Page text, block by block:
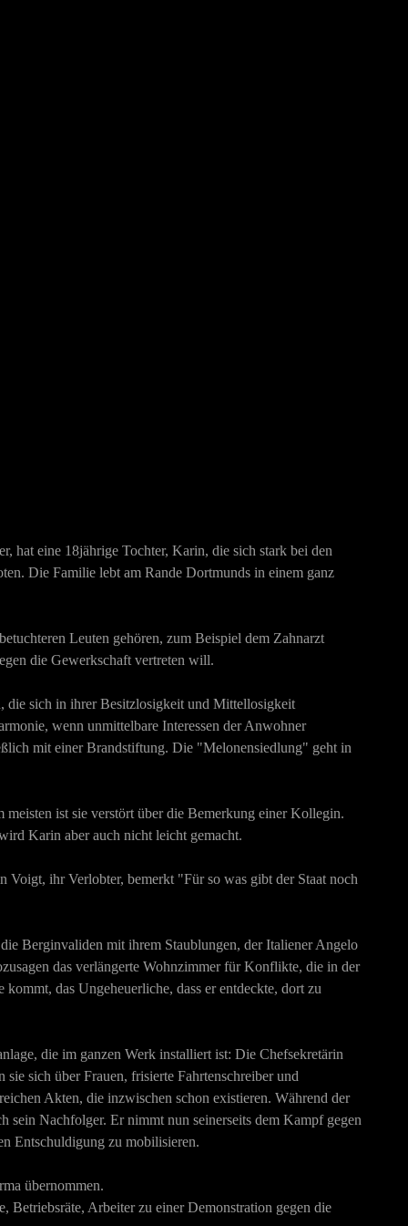
hat eine 18jährige Tochter, Karin, die sich stark bei den
Die Familie lebt am Rande Dortmunds in einem ganz
Leuten gehören, zum Beispiel dem Zahnarzt
die Gewerkschaft vertreten will.
die sich in ihrer Besitzlosigkeit und Mittellosigkeit
wenn unmittelbare Interessen der Anwohner
mit einer Brandstiftung. Die "Melonensiedlung" geht in
ist sie verstört über die Bemerkung einer Kollegin.
Karin aber auch nicht leicht gemacht.
ihr Verlobter, bemerkt "Für so was gibt der Staat noch
Berginvaliden mit ihrem Staublungen, der Italiener Angelo
das verlängerte Wohnzimmer für Konflikte, die in der
das Ungeheuerliche, dass er entdeckte, dort zu
die im ganzen Werk installiert ist: Die Chefsekretärin
sich über Frauen, frisierte Fahrtenschreiber und
Akten, die inzwischen schon existieren. Während der
sein Nachfolger. Er nimmt nun seinerseits dem Kampf gegen
Entschuldigung zu mobilisieren.
übernommen.
Betriebsräte, Arbeiter zu einer Demonstration gegen die